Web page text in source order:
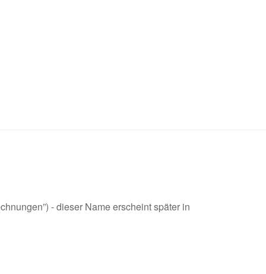
- dieser Name erscheint später in